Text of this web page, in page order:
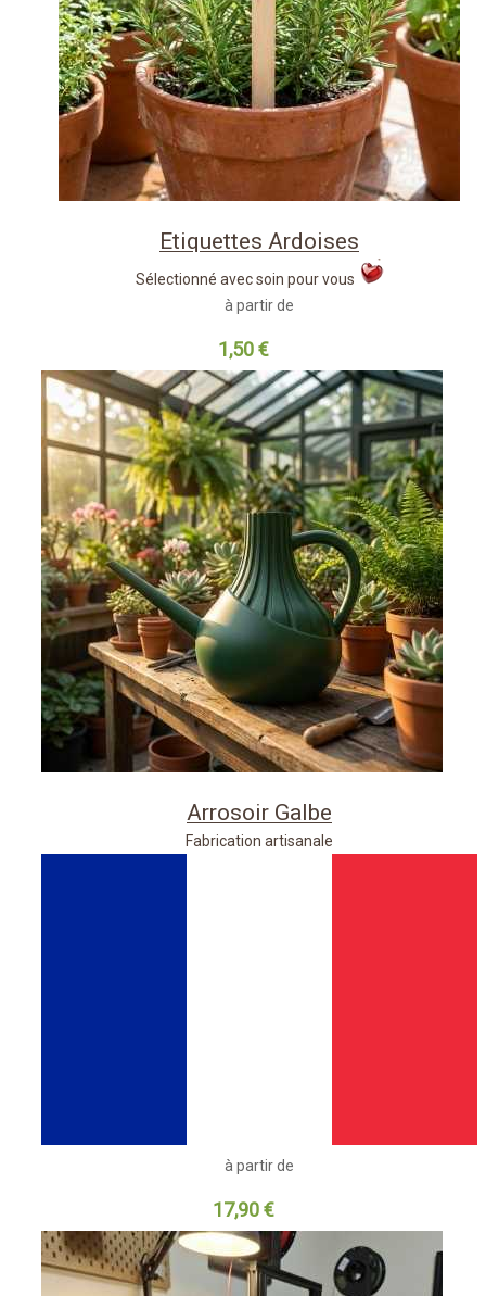
Etiquettes Ardoises
Sélectionné avec soin pour vous
à partir de
1,50 €
Arrosoir Galbe
Fabrication artisanale
à partir de
17,90 €